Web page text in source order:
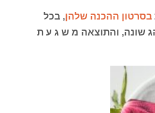
בסרטון ההכנה שלהן, בכל
שונה, והתוצאה מ ש ג ע ת